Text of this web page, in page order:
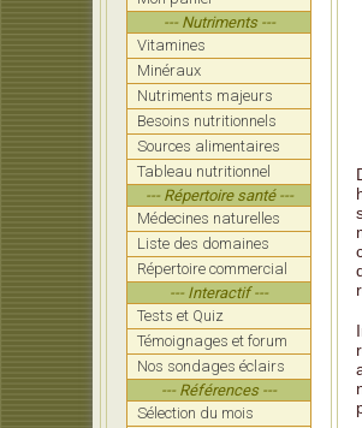
--- Nutriments ---
Vitamines
Minéraux
Nutriments majeurs
Besoins nutritionnels
Sources alimentaires
Tableau nutritionnel
--- Répertoire santé ---
Médecines naturelles
Liste des domaines
Répertoire commercial
--- Interactif ---
Tests et Quiz
Témoignages et forum
Nos sondages éclairs
--- Références ---
Sélection du mois